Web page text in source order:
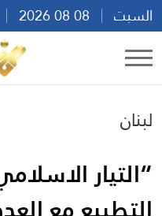
السبت
00:52
لبنان
“التيار